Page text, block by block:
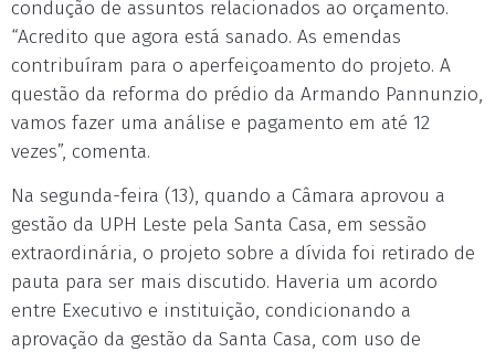
condução de assuntos relacionados ao orçamento.
“Acredito que agora está sanado. As emendas
contribuíram para o aperfeiçoamento do projeto. A
questão da reforma do prédio da Armando Pannunzio,
vamos fazer uma análise e pagamento em até 12
vezes”, comenta.
Na segunda-feira (13), quando a Câmara aprovou a
gestão da UPH Leste pela Santa Casa, em sessão
extraordinária, o projeto sobre a dívida foi retirado de
pauta para ser mais discutido. Haveria um acordo
entre Executivo e instituição, condicionando a
aprovação da gestão da Santa Casa, com uso de